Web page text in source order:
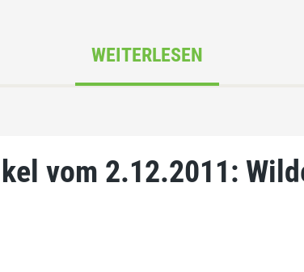
WEITERLESEN
vom 2.12.2011: